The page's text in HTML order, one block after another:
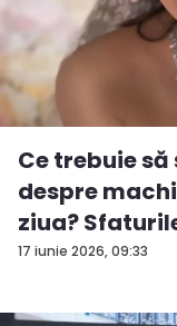
17 iunie 2026, 09:33
Ce trebuie
despre
ziua?